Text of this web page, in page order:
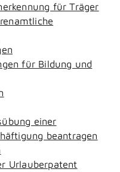
für Träger
für Bildung und
einer
beantragen
Urlauberpatent